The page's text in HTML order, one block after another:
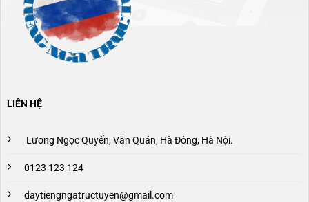
LIÊN HỆ
Lương Ngọc Quyến, Văn Quán, Hà Đông, Hà Nội.
0123 123 124
daytiengngatructuyen@gmail.com